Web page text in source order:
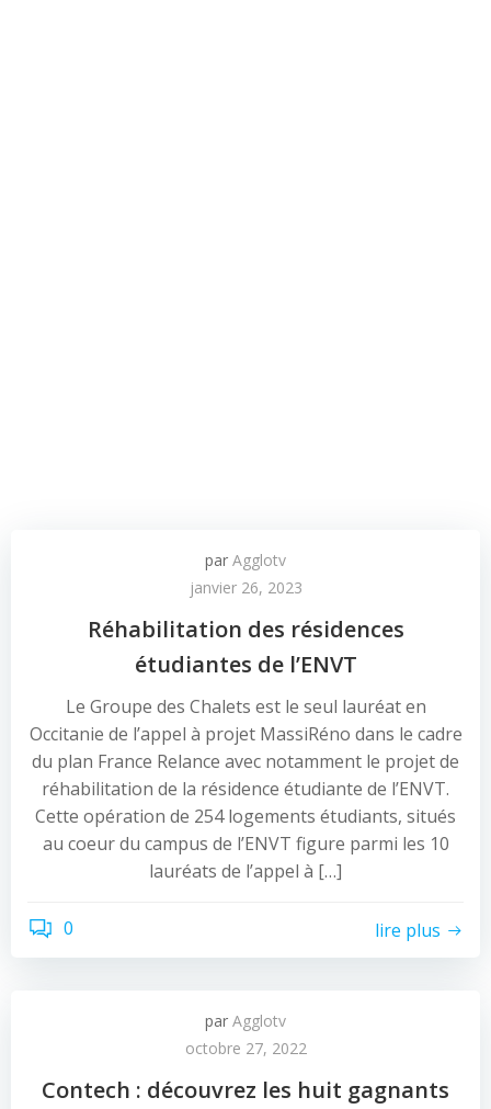
par Agglotv
janvier 26, 2023
Réhabilitation des résidences
étudiantes de l’ENVT
Le Groupe des Chalets est le seul lauréat en
Occitanie de l’appel à projet MassiRéno dans le cadre
du plan France Relance avec notamment le projet de
réhabilitation de la résidence étudiante de l’ENVT.
Cette opération de 254 logements étudiants, situés
au coeur du campus de l’ENVT figure parmi les 10
lauréats de l’appel à […]
0 lire plus
par Agglotv
octobre 27, 2022
Contech : découvrez les huit gagnants